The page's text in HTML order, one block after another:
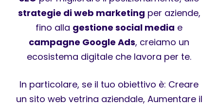
strategie di web marketing per aziende,
fino alla gestione social media e
campagne Google Ads, creiamo un
ecosistema digitale che lavora per te.
In particolare, se il tuo obiettivo è: Creare
un sito web vetrina aziendale, Aumentare il